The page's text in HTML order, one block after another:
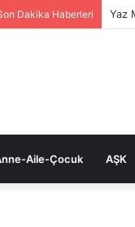
Dakika Haberleri Yaz
Aile-Çocuk AŞK